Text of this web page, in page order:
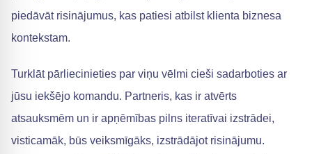
piedāvāt risinājumus, kas patiesi atbilst klienta biznesa
kontekstam.
Turklāt pārliecinieties par viņu vēlmi cieši sadarboties ar
jūsu iekšējo komandu. Partneris, kas ir atvērts
atsauksmēm un ir apņēmības pilns iteratīvai izstrādei,
visticamāk, būs veiksmīgāks, izstrādājot risinājumu.